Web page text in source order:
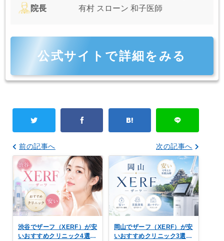
院長
有村 スローン 和子医師
公式サイトで詳細をみる
前の記事へ
渋谷でザーフ（XERF）が安
いおすすめクリニック4選！
次の記事へ
岡山でザーフ（XERF）が安
いおすすめクリニック3選！